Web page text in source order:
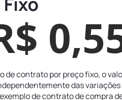
de contrato por preço fixo, o
das variações
de contrato de compra